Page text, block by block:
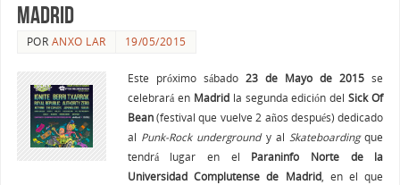
Madrid
POR ANXO LAR 19/05/2015
Este próximo sábado 23 de Mayo de 2015 se
celebrará en Madridla segunda edición delSick Of
Bean(festival que vuelve 2 años después) dedicado
al Punk-Rock undergroundy alSkateboardingque
tendrá lugar en el Paraninfo Norte de la
Universidad Complutense de Madrid, en el que